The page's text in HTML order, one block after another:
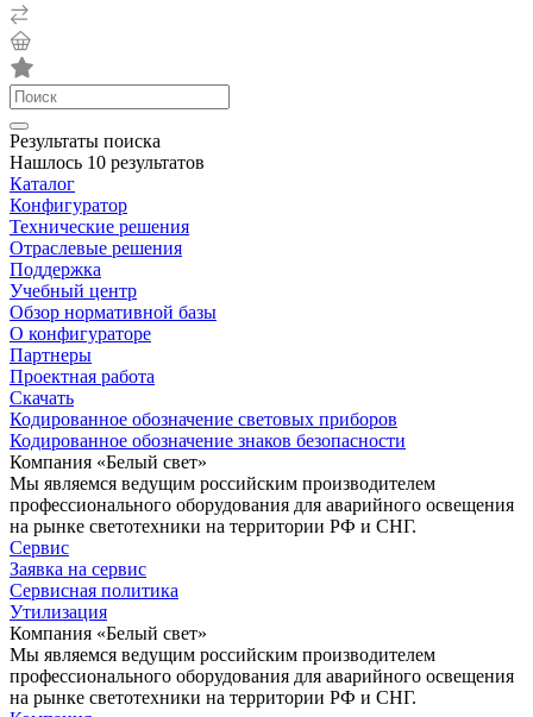
Результаты поиска
Нашлось 10 результатов
Каталог
Конфигуратор
Технические решения
Отраслевые решения
Поддержка
Учебный центр
Обзор нормативной базы
О конфигураторе
Партнеры
Проектная работа
Скачать
Кодированное обозначение световых приборов
Кодированное обозначение знаков безопасности
Компания «Белый свет»
Мы являемся ведущим российским производителем
профессионального оборудования для аварийного освещения
на рынке светотехники на территории РФ и СНГ.
Сервис
Заявка на сервис
Сервисная политика
Утилизация
Компания «Белый свет»
Мы являемся ведущим российским производителем
профессионального оборудования для аварийного освещения
на рынке светотехники на территории РФ и СНГ.